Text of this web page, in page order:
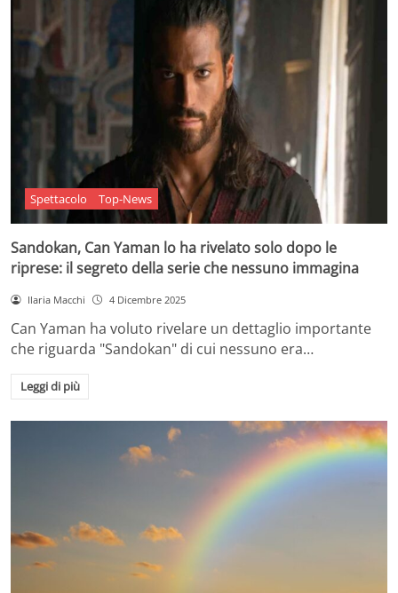
Spettacolo Top-News
Sandokan, Can Yaman lo ha rivelato solo dopo le
riprese: il segreto della serie che nessuno immagina
Ilaria Macchi 4 Dicembre 2025
Can Yaman ha voluto rivelare un dettaglio importante
che riguarda "Sandokan" di cui nessuno era…
Leggi di più